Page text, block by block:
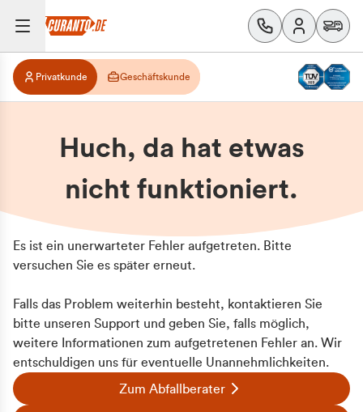
Privatkunde Geschäftskunde
Huch, da hat etwas
nicht funktioniert.
Es ist ein unerwarteter Fehler aufgetreten. Bitte
versuchen Sie es später erneut.
Falls das Problem weiterhin besteht, kontaktieren Sie
bitte unseren Support und geben Sie, falls möglich,
weitere Informationen zum aufgetretenen Fehler an. Wir
entschuldigen uns für eventuelle Unannehmlichkeiten.
Zum Abfallberater